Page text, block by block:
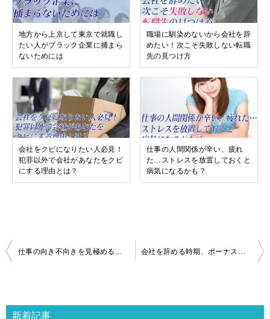
地方から上京して東京で就職し
たい人がブラック企業に捕まら
ないためには
職場に馴染めないから会社を辞
めたい！次こそ失敗しない転職
先の見つけ方
会社をクビになりたい人必見！
犯罪以外で会社があなたをクビ
にする理由とは？
仕事の人間関係が辛い、疲れ
た…ストレスを放置しておくと
病気になるかも？
投
稿
ゲ
仕事の向き不向きを見極める！当たる適性診断まとめ 会社を辞める時期、ボーナスや税金で損しないタイミングとは？
新着記事